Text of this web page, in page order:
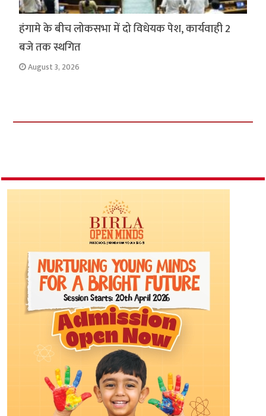
हंगामे के बीच लोकसभा में दो विधेयक पेश, कार्यवाही 2
बजे तक स्थगित
August 3, 2026